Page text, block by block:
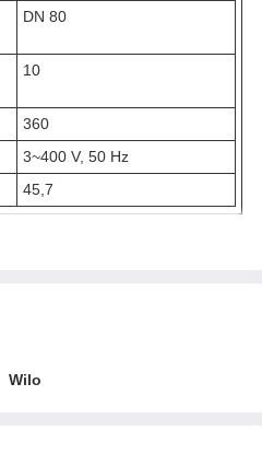
DN 80
10
360
3~400 V, 50 Hz
45,7
Wilo